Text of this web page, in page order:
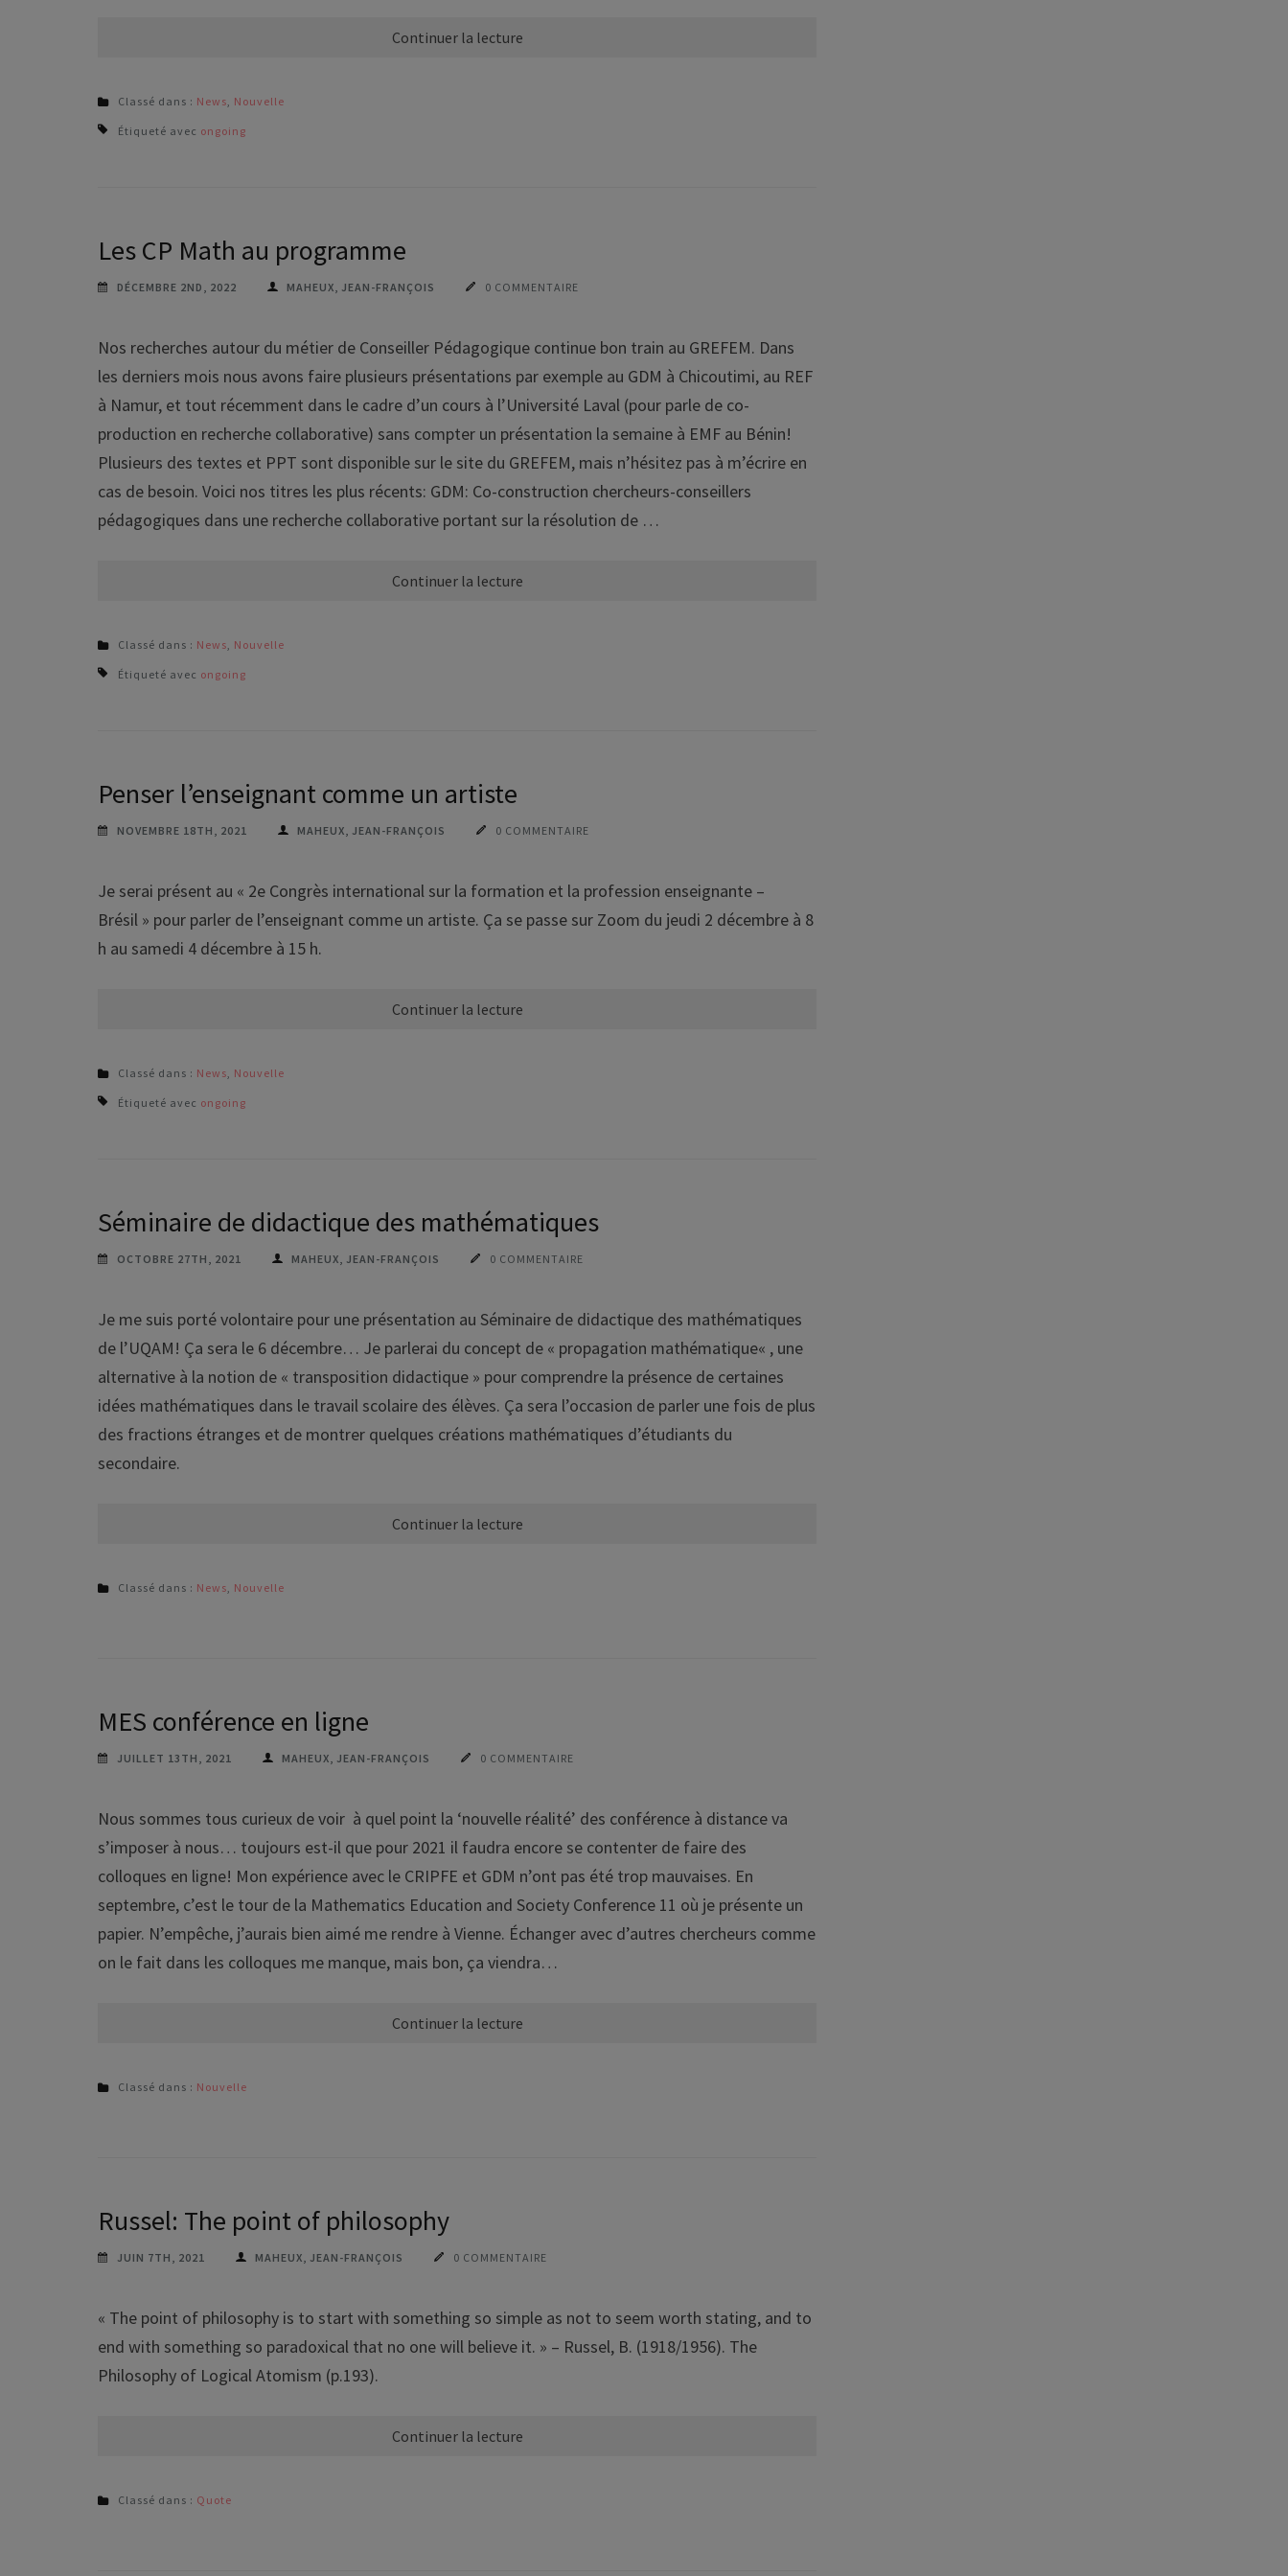
Continuer la lecture
Classé dans : News Nouvelle
Étiqueté avec ongoing
Les CP Math au programme
DÉCEMBRE 2ND, 2022 MAHEUX, JEAN-FRANÇOIS 0 COMMENTAIRE
Nos recherches autour du métier de Conseiller Pédagogique continue bon train au GREFEM. Dans
les derniers mois nous avons faire plusieurs présentations par exemple au GDM à Chicoutimi, au REF
à Namur, et tout récemment dans le cadre d’un cours à l’Université Laval (pour parle de co-
production en recherche collaborative) sans compter un présentation la semaine à EMF au Bénin!
Plusieurs des textes et PPT sont disponible sur le site du GREFEM, mais n’hésitez pas à m’écrire en
cas de besoin. Voici nos titres les plus récents: GDM: Co-construction chercheurs-conseillers
pédagogiques dans une recherche collaborative portant sur la résolution de …
Continuer la lecture
Classé dans : News Nouvelle
Étiqueté avec ongoing
Penser l’enseignant comme un artiste
NOVEMBRE 18TH, 2021 MAHEUX, JEAN-FRANÇOIS 0 COMMENTAIRE
Je serai présent au « 2e Congrès international sur la formation et la profession enseignante –
Brésil » pour parler de l’enseignant comme un artiste. Ça se passe sur Zoom du jeudi 2 décembre à 8
h au samedi 4 décembre à 15 h.
Continuer la lecture
Classé dans : News Nouvelle
Étiqueté avec ongoing
Séminaire de didactique des mathématiques
OCTOBRE 27TH, 2021 MAHEUX, JEAN-FRANÇOIS 0 COMMENTAIRE
Je me suis porté volontaire pour une présentation au Séminaire de didactique des mathématiques
de l’UQAM! Ça sera le 6 décembre… Je parlerai du concept de « propagation mathématique« , une
alternative à la notion de « transposition didactique » pour comprendre la présence de certaines
idées mathématiques dans le travail scolaire des élèves. Ça sera l’occasion de parler une fois de plus
des fractions étranges et de montrer quelques créations mathématiques d’étudiants du
secondaire.
Continuer la lecture
Classé dans : News Nouvelle
MES conférence en ligne
JUILLET 13TH, 2021 MAHEUX, JEAN-FRANÇOIS 0 COMMENTAIRE
Nous sommes tous curieux de voir à quel point la ‘nouvelle réalité’ des conférence à distance va
s’imposer à nous… toujours est-il que pour 2021 il faudra encore se contenter de faire des
colloques en ligne! Mon expérience avec le CRIPFE et GDM n’ont pas été trop mauvaises. En
septembre, c’est le tour de la Mathematics Education and Society Conference 11 où je présente un
papier. N’empêche, j’aurais bien aimé me rendre à Vienne. Échanger avec d’autres chercheurs comme
on le fait dans les colloques me manque, mais bon, ça viendra…
Continuer la lecture
Classé dans : Nouvelle
Russel: The point of philosophy
JUIN 7TH, 2021 MAHEUX, JEAN-FRANÇOIS 0 COMMENTAIRE
« The point of philosophy is to start with something so simple as not to seem worth stating, and to
end with something so paradoxical that no one will believe it. » – Russel, B. (1918/1956). The
Philosophy of Logical Atomism (p.193).
Continuer la lecture
Classé dans : Quote